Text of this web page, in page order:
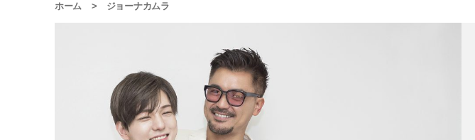
ホーム > ジョーナカムラ